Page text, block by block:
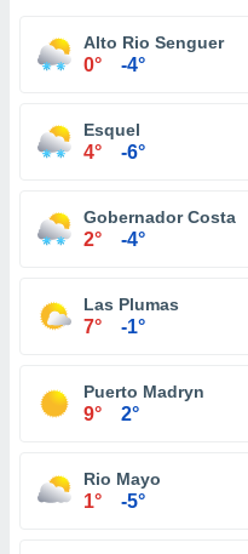
Alto Rio Senguer
0° -4°
Esquel
4° -6°
Gobernador Costa
2° -4°
Las Plumas
7° -1°
Puerto Madryn
9° 2°
Rio Mayo
1° -5°